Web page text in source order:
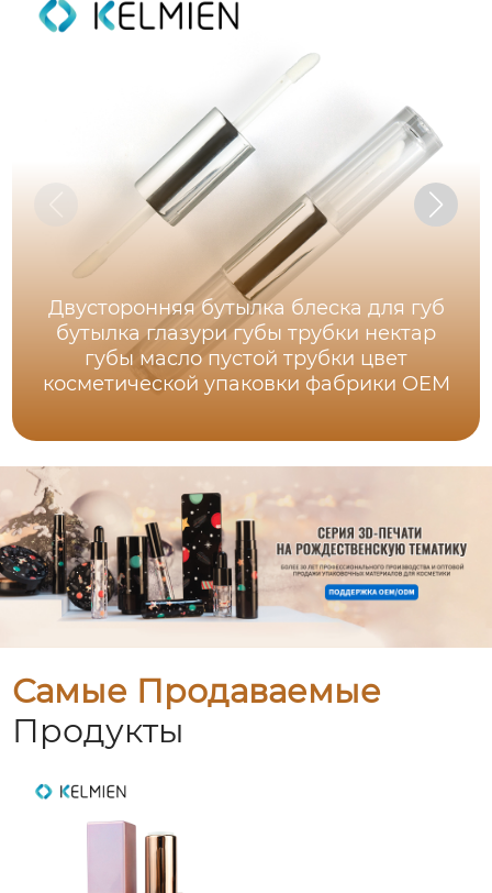
Двусторонняя бутылка блеска для губ
бутылка глазури губы трубки нектар
губы масло пустой трубки цвет
косметической упаковки фабрики OEM
Самые Продаваемые
Продукты